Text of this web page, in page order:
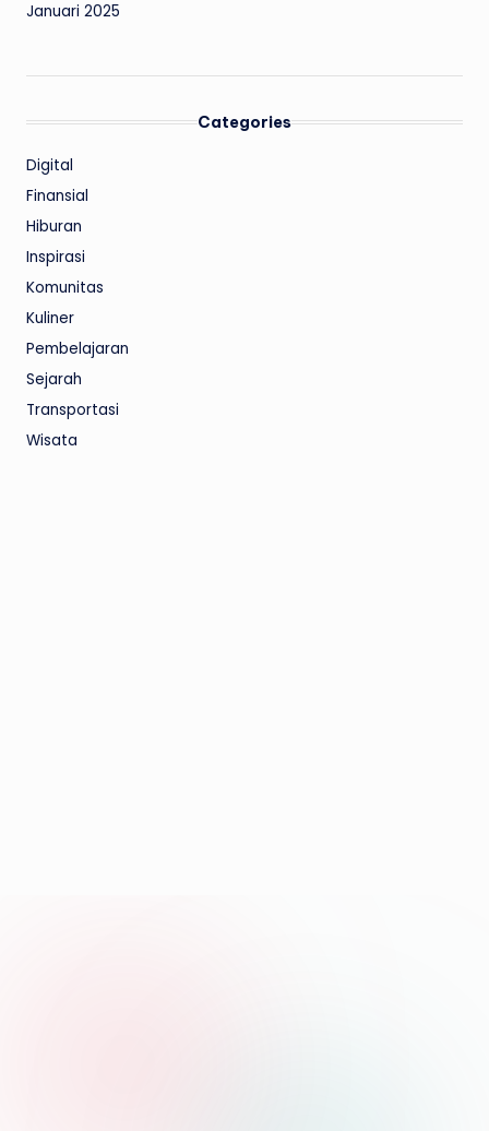
Januari 2025
Categories
Digital
Finansial
Hiburan
Inspirasi
Komunitas
Kuliner
Pembelajaran
Sejarah
Transportasi
Wisata